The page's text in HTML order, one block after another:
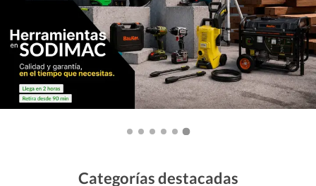
Categorías destacadas